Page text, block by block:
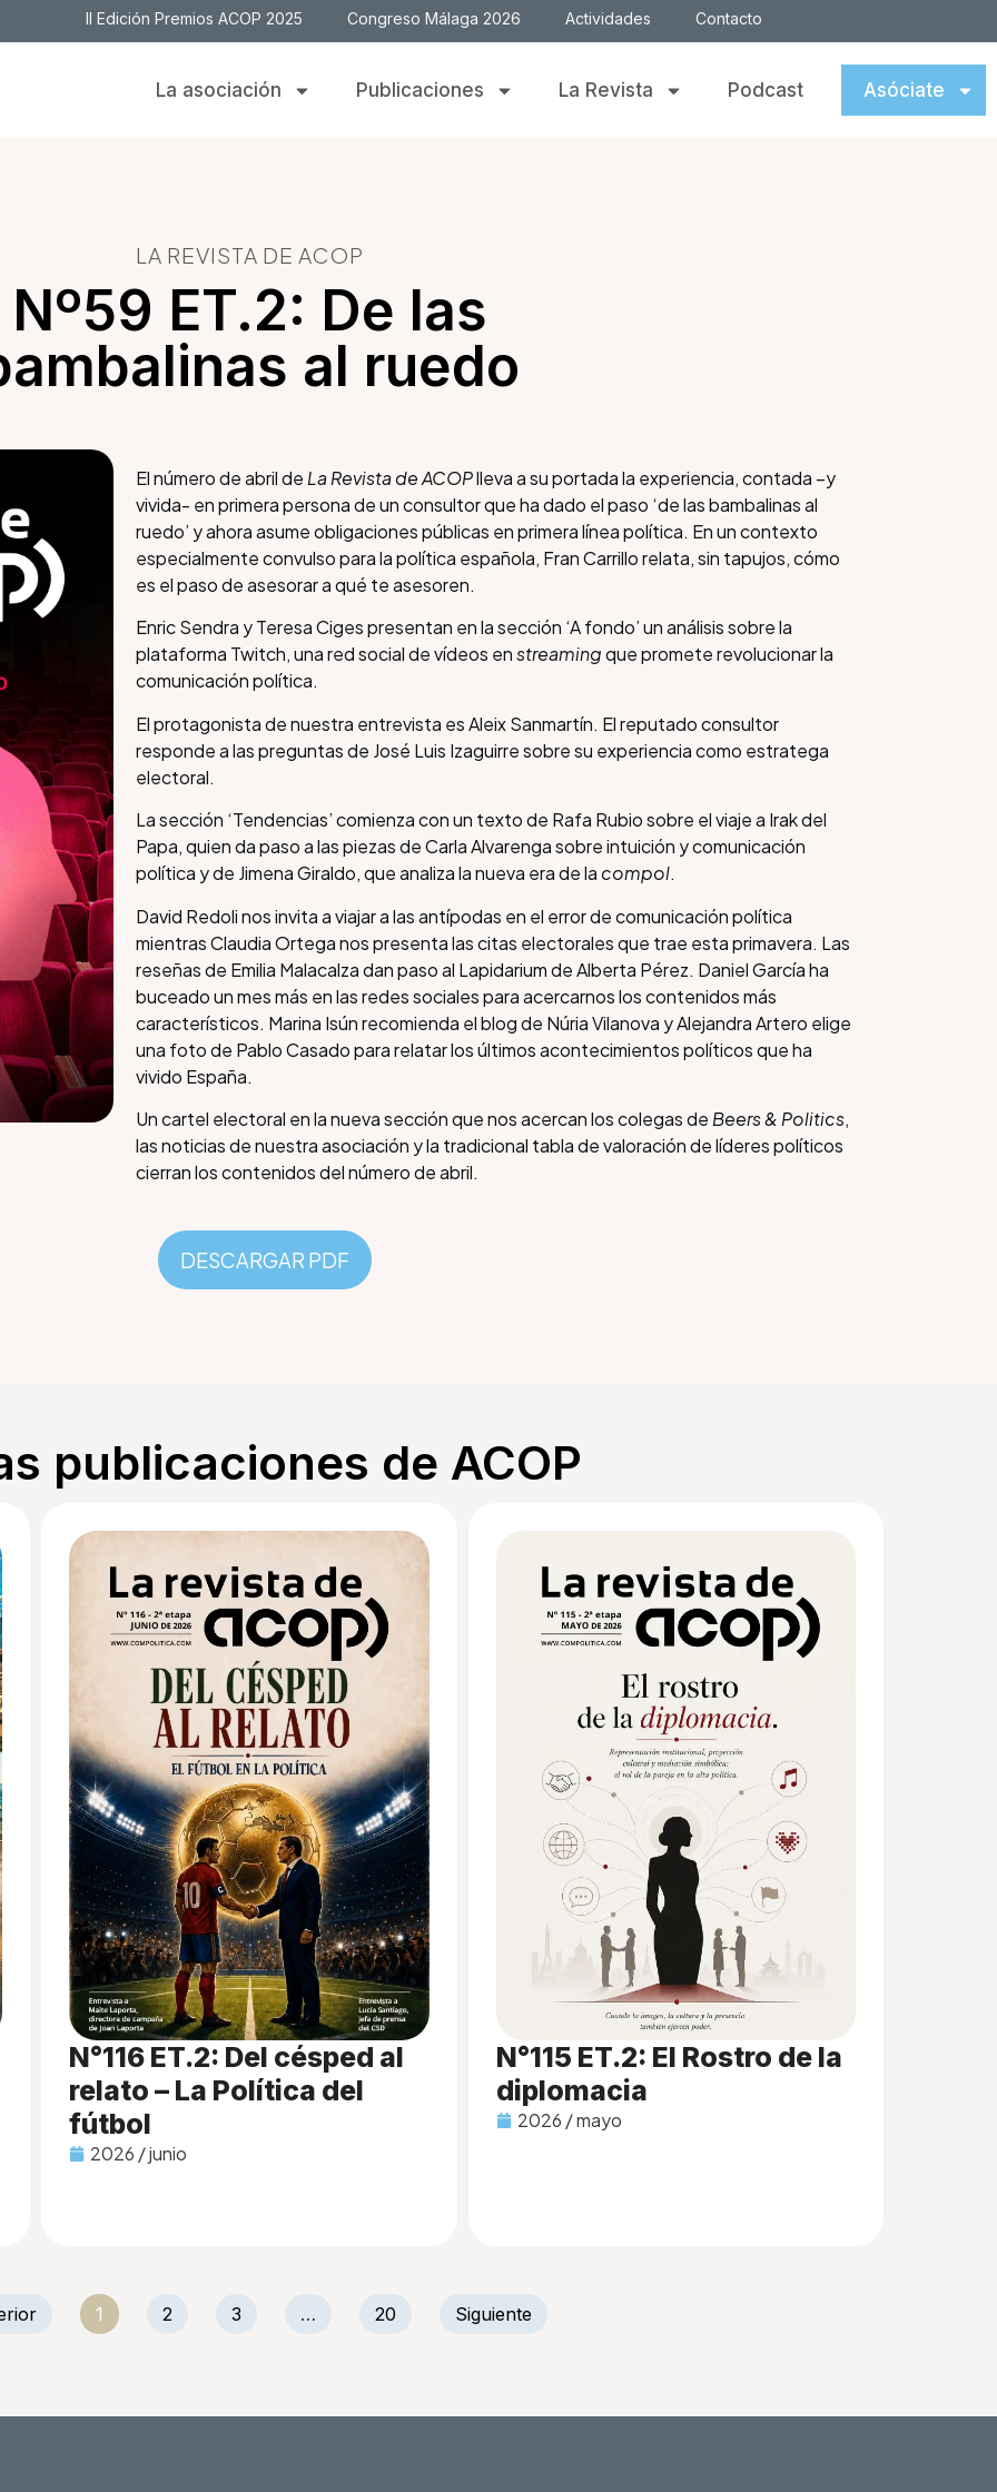
II Edición Premios ACOP 2025 Congreso Málaga 2026 Actividades Contacto
La asociación Publicaciones La Revista Podcast Asóciate
LA REVISTA DE ACOP
Nº59 ET.2: De las
al ruedo
El número de abril de La Revista de ACOPlleva a su portada la experiencia, contada –y
vivida- en primera persona de un consultor que ha dado el paso ‘de las bambalinas al
ruedo’ y ahora asume obligaciones públicas en primera línea política. En un contexto
especialmente convulso para la política española, Fran Carrillo relata, sin tapujos, cómo
es el paso de asesorar a qué te asesoren.
Enric Sendra y Teresa Ciges presentan en la sección ‘A fondo’ un análisis sobre la
plataforma Twitch, una red social de vídeos enstreamingque promete revolucionar la
comunicación política.
El protagonista de nuestra entrevista es Aleix Sanmartín. El reputado consultor
responde a las preguntas de José Luis Izaguirre sobre su experiencia como estratega
electoral.
La sección ‘Tendencias’ comienza con un texto de Rafa Rubio sobre el viaje a Irak del
Papa, quien da paso a las piezas de Carla Alvarenga sobre intuición y comunicación
política y de Jimena Giraldo, que analiza la nueva era de la compol.
David Redoli nos invita a viajar a las antípodas en el error de comunicación política
mientras Claudia Ortega nos presenta las citas electorales que trae esta primavera. Las
reseñas de Emilia Malacalza dan paso al Lapidarium de Alberta Pérez. Daniel García ha
buceado un mes más en las redes sociales para acercarnos los contenidos más
característicos. Marina Isún recomienda el blog de Núria Vilanova y Alejandra Artero elige
una foto de Pablo Casado para relatar los últimos acontecimientos políticos que ha
vivido España.
Un cartel electoral en la nueva sección que nos acercan los colegas de Beers & Politics,
las noticias de nuestra asociación y la tradicional tabla de valoración de líderes políticos
cierran los contenidos del número de abril.
DESCARGAR PDF
publicaciones de ACOP
N°116 ET.2: Del césped al
relato – La Política del
fútbol
2026 / junio
N°115 ET.2: El Rostro de la
diplomacia
2026 / mayo
1 2 3 … 20 Siguiente